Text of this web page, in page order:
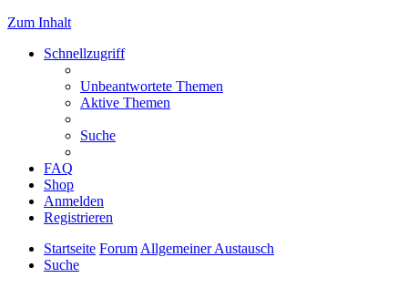
Zum Inhalt
Schnellzugriff
Unbeantwortete Themen
Aktive Themen
Suche
FAQ
Shop
Anmelden
Registrieren
Startseite Forum Allgemeiner Austausch
Suche